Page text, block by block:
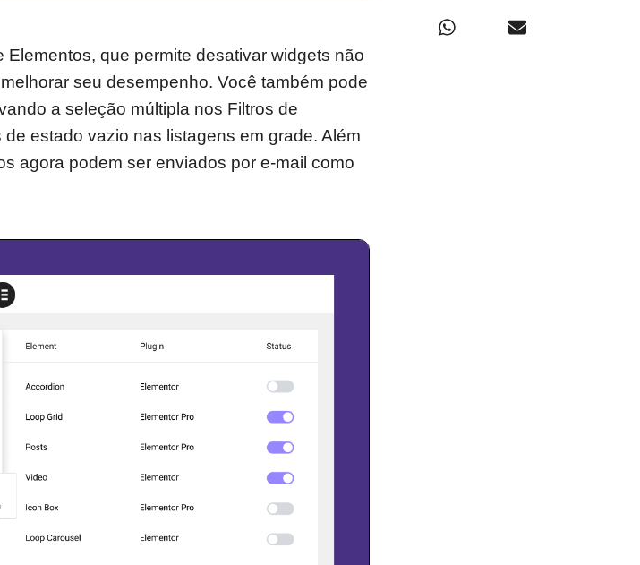
que permite desativar widgets não
seu desempenho. Você também pode
a seleção múltipla nos Filtros de
estado vazio nas listagens em grade. Além
agora podem ser enviados por e-mail como